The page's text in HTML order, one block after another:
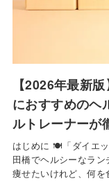
【2026年最新
におすすめのヘ
ルトレーナーが
はじめに 🍽️「ダイエ
田橋でヘルシーなラ
痩せたいけれど、何